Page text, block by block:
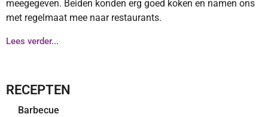
meegegeven. Beiden konden erg goed koken en namen ons
met regelmaat mee naar restaurants.
Lees verder...
RECEPTEN
Barbecue